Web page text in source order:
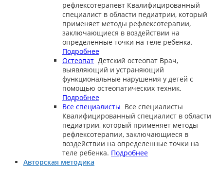
рефлексотерапевт Квалифицированный
специалист в области педиатрии, который
применяет методы рефлексотерапии,
заключающиеся в воздействии на
определенные точки на теле ребенка.
Подробнее
Остеопат Детский остеопат Врач,
выявляющий и устраняющий
функциональные нарушения у детей с
помощью остеопатических техник.
Подробнее
Все специалисты Все специалисты
Квалифицированный специалист в области
педиатрии, который применяет методы
рефлексотерапии, заключающиеся в
воздействии на определенные точки на
теле ребенка. Подробнее
Авторская методика